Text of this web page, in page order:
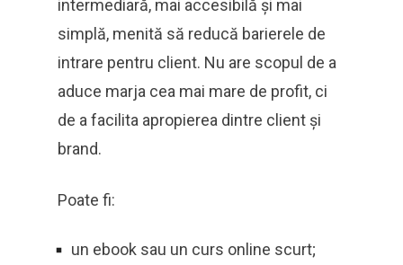
intermediară, mai accesibilă și mai
simplă, menită să reducă barierele de
intrare pentru client. Nu are scopul de a
aduce marja cea mai mare de profit, ci
de a facilita apropierea dintre client și
brand.
Poate fi:
un ebook sau un curs online scurt;